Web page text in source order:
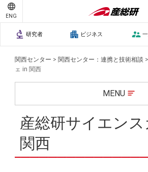
ENG
研究者 ビジネス
関西センター > 関西センター：連携と技術相談 >
ェ in 関西
MENU
産総研サイエン
関西